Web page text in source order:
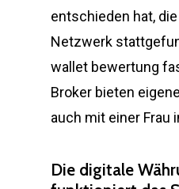
entschieden hat,
Netzwerk
wallet bewertung
Broker bieten
auch mit einer Frau
Die digitale